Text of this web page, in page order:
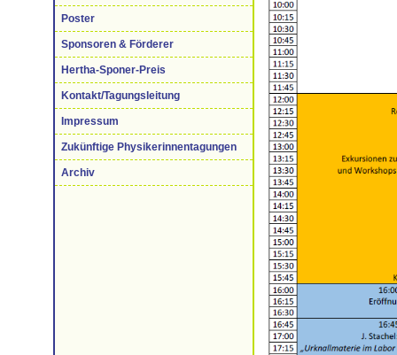
Poster
Sponsoren & Förderer
Hertha-Sponer-Preis
Kontakt/Tagungsleitung
Impressum
Zukünftige Physikerinnentagungen
Archiv